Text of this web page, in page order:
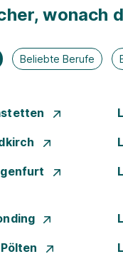
wonach
Beliebte Berufe